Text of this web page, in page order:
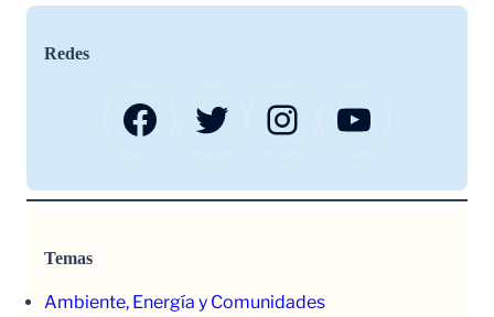
Redes
Facebook Twitter Instagram YouTube
Temas
Ambiente, Energía y Comunidades